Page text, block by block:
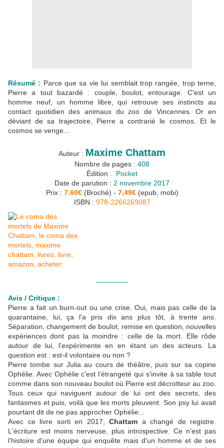
Résumé : Parce que sa vie lui semblait trop rangée, trop terne,
Pierre a tout bazardé : couple, boulot, entourage. C'est un
homme neuf, un homme libre, qui retrouve ses instincts au
contact quotidien des animaux du zoo de Vincennes. Or en
déviant de sa trajectoire, Pierre a contrarié le cosmos. Et le
cosmos se venge...
Auteur : Maxime Chattam
Nombre de pages : 408
Édition : Pocket
Date de parution : 2 novembre 2017
Prix : 7.60€(Broché) - 7,49€(epub, mobi)
ISBN : 978-2266269087
Avis / Critique :
Pierre a fait un burn-out ou une crise. Oui, mais pas celle de la
quarantaine, lui, ça l'a pris dix ans plus tôt, à trente ans.
Séparation, changement de boulot, remise en question, nouvelles
expériences dont pas la moindre : celle de la mort. Elle rôde
autour de lui, l'expérimente en en étant un des acteurs. La
question est : est-il volontaire ou non ?
Pierre tombe sur Julia au cours de théâtre, puis sur sa copine
Ophélie. Avec Ophélie c'est l’étrangeté qui s'invite à sa table tout
comme dans son nouveau boulot où Pierre est décrotteur au zoo.
Tous ceux qui naviguent autour de lui ont des secrets, des
fantasmes et puis, voilà que les morts pleuvent. Son psy lui avait
pourtant dit de ne pas approcher Ophélie...
Avec ce livre sorti en 2017, Chattam a changé de registre.
L'écriture est moins nerveuse, plus introspective. Ce n'est pas
l'histoire d'une équipe qui enquête mais d'un homme et de ses